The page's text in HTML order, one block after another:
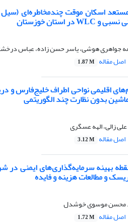
اسکان موقت چندمخاطره‌ای (سیل
نسبی وWLCدر استان خوزستان
جواهری هوشی، یاسر حسن زاده، عباس
اصل مقاله 1.87 M
اقلیمی نواحی اطراف خلیج‌فارس و
بدون نظارت چند الگوریتمی
زالی، الهه عسگری
اصل مقاله 3.12 M
بهینه سرمایه‌گذاری‌های ایمنی در
و مطالعات هزینه و فایده
محسن موسوی خوشدل
اصل مقاله 1.72 M